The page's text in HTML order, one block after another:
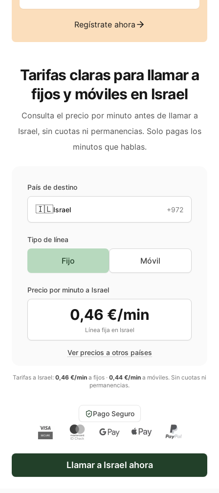
Regístrate ahora
Tarifas claras para llamar a
fijos y móviles en Israel
Consulta el precio por minuto antes de llamar a
Israel, sin cuotas ni permanencias. Solo pagas los
minutos que hablas.
País de destino
🇮🇱Israel +972
Tipo de línea
Fijo Móvil
Precio por minuto a Israel
0,46 €/min
Línea fija en Israel
Ver precios a otros países
Tarifas a Israel: 0,46 €/min a fijos · 0,44 €/min a móviles. Sin cuotas ni
permanencias.
Pago Seguro
Llamar a Israel ahora